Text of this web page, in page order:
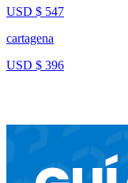
USD $ 547
cartagena
USD $ 396